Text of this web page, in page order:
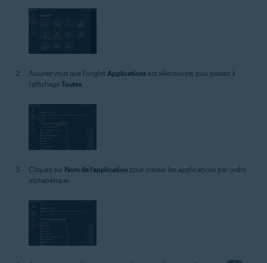
Assurez-vous que l’onglet Applications est sélectionné, puis passez à
l’affichage Toutes.
Cliquez sur Nom de l’application pour classer les applications par ordre
alphabétique.